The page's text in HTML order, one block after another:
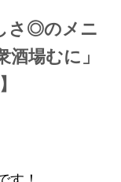
さ◎のメニ
場むに」